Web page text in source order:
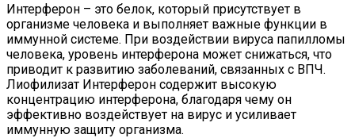
Интерферон – это белок, который присутствует в
организме человека и выполняет важные функции в
иммунной системе. При воздействии вируса папилломы
человека, уровень интерферона может снижаться, что
приводит к развитию заболеваний, связанных с ВПЧ.
Лиофилизат Интерферон содержит высокую
концентрацию интерферона, благодаря чему он
эффективно воздействует на вирус и усиливает
иммунную защиту организма.